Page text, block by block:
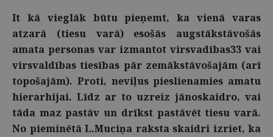
It kā vieglāk būtu pieņemt, ka vienā varas
atzarā (tiesu varā) esošās augstākstāvošās
amata personas var izmantot virsvadības33 vai
virsvaldības tiesības pār zemākstāvošajām (arī
topošajām). Proti, neviļus pieslienamies amatu
hierarhijai. Līdz ar to uzreiz jānoskaidro, vai
tāda maz pastāv un drīkst pastāvēt tiesu varā.
No pieminētā L.Muciņa raksta skaidri izriet, ka